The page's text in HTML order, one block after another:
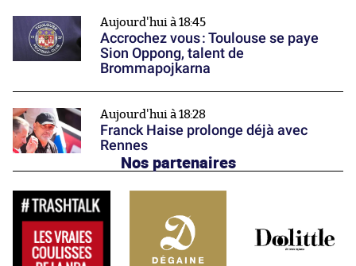
Aujourd'hui à 18:45
Accrochez vous : Toulouse se paye
Sion Oppong, talent de
Brommapojkarna
Aujourd'hui à 18:28
Franck Haise prolonge déjà avec
Rennes
Nos partenaires